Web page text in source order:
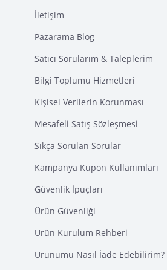
İletişim
Pazarama Blog
Satıcı Sorularım & Taleplerim
Bilgi Toplumu Hizmetleri
Kişisel Verilerin Korunması
Mesafeli Satış Sözleşmesi
Sıkça Sorulan Sorular
Kampanya Kupon Kullanımları
Güvenlik İpuçları
Ürün Güvenliği
Ürün Kurulum Rehberi
Ürünümü Nasıl İade Edebilirim?